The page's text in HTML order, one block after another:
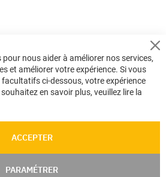
nous aider à améliorer nos services,
et améliorer votre expérience. Si vous
facultatifs ci-dessous, votre expérience
en savoir plus, veuillez lire la
ACCEPTER
PARAMÉTRER